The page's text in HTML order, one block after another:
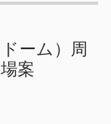
ーム）周
案